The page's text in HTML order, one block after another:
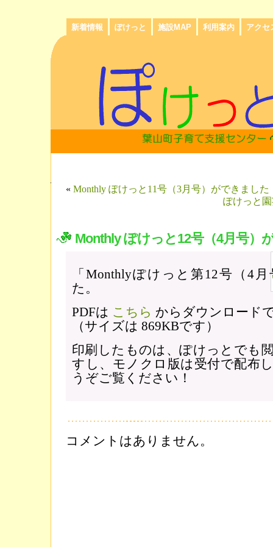
新着情報 ぽけっと 施設MAP 利用案内 アクセ
« Monthly ぽけっと11号（3月号）ができました
ぽけっと
Monthly ぽけっと12号（4月号）
「Monthlyぽけっと第12号（4
た。
PDFは こちら からダウンロード
（サイズは 869KBです）
印刷したものは、ぽけっとでも
すし、モノクロ版は受付で配布
うぞご覧ください！
コメントはありません。